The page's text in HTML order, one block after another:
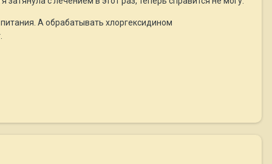
А обрабатывать хлоргексидином